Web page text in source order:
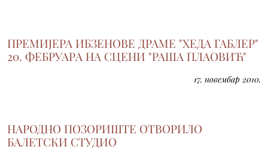
ПРЕМИЈЕРА ИБЗЕНОВЕ ДРАМЕ "ХЕДА ГАБЛЕР"
20. ФЕБРУАРA НА СЦЕНИ "РАША ПЛАОВИЋ"
17. новембар 2010.
НАРОДНО ПОЗОРИШТЕ ОТВОРИЛО
БАЛЕТСКИ СТУДИО